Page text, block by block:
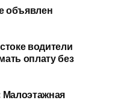
объявлен
водители
оплату без
Малоэтажная